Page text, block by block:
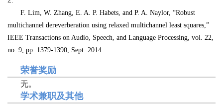
F. Lim, W. Zhang, E. A. P. Habets, and P. A. Naylor, “Robust
multichannel dereverberation using relaxed multichannel least squares,”
IEEE Transactions on Audio, Speech, and Language Processing, vol. 22,
no. 9, pp. 1379-1390, Sept. 2014.
荣誉奖励
无。
学术兼职及其他